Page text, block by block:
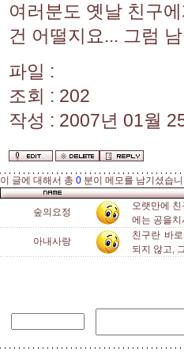
여러분도 옛날 친구
건 어떨지요... 그럼
파일 :
조회 : 202
작성 : 2007년 01월
이 글에 대해서 총 0 분이 메모를 남기셨습
숲의요정
오랫만에
에는 공을
아내사랑
친구란 바
되지 않고,